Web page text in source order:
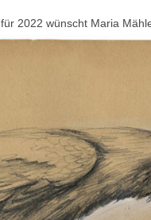
2022 wünscht Maria